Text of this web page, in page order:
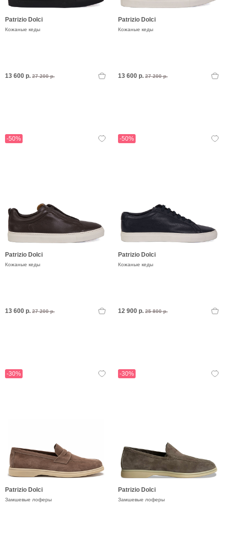
Patrizio Dolci
Кожаные кеды
13 600 р. 27 200 р.
Patrizio Dolci
Кожаные кеды
13 600 р. 27 200 р.
-50%
Patrizio Dolci
Кожаные кеды
13 600 р. 27 200 р.
-50%
Patrizio Dolci
Кожаные кеды
12 900 р. 25 800 р.
-30%
Patrizio Dolci
Замшевые лоферы
-30%
Patrizio Dolci
Замшевые лоферы